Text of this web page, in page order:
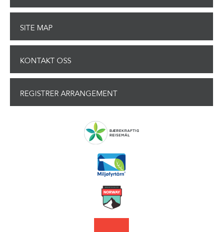
SITE MAP
KONTAKT OSS
REGISTRER ARRANGEMENT